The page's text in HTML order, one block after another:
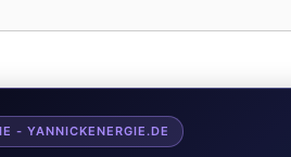
- YANNICKENERGIE.DE